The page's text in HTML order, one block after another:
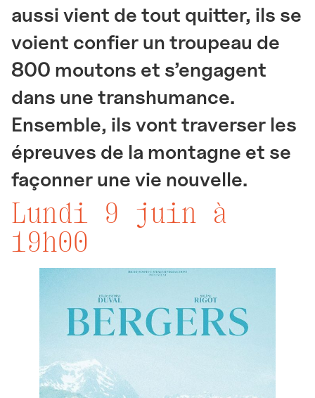
aussi vient de tout quitter, ils se
voient confier un troupeau de
800 moutons et s’engagent
dans une transhumance.
Ensemble, ils vont traverser les
épreuves de la montagne et se
façonner une vie nouvelle.
Lundi 9 juin à
19h00